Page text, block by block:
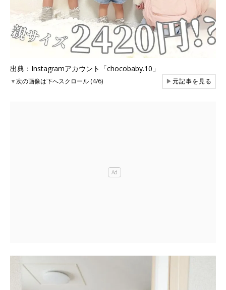
出典：Instagramアカウント「chocobaby.10」
▼次の画像は下へスクロール (4/6) ▶元記事を見る